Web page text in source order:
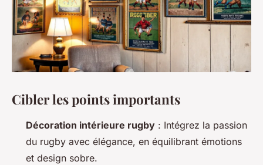
Cibler les points importants
Décoration intérieure rugby : Intégrez la passion
du rugby avec élégance, en équilibrant émotions
et design sobre.